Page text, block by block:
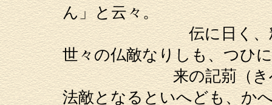
ん」と云々。
伝に日く、釈尊出世
世々の仏敵なりしも、つひ
来の記莂（きべつ）
法敵となるといへども、か